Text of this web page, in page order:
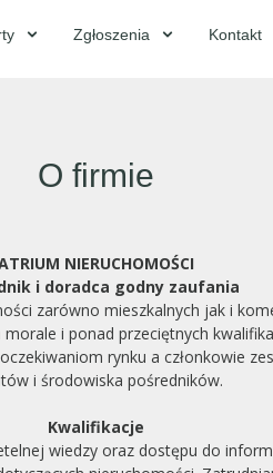
Zgłoszenia Kontakt
O firmie
NIERUCHOMOŚCI
i doradca godny zaufania
zarówno mieszkalnych jak i
i ponad przeciętnych
rynku a członkowie
i środowiska pośredników.
Kwalifikacje
wiedzy oraz dostępu do